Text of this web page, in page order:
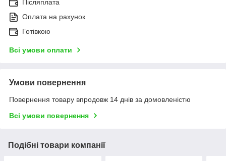
Післяплата
Оплата на рахунок
Готівкою
Всі умови оплати
Умови повернення
Повернення товару впродовж 14 днів за домовленістю
Всі умови повернення
Подібні товари компанії